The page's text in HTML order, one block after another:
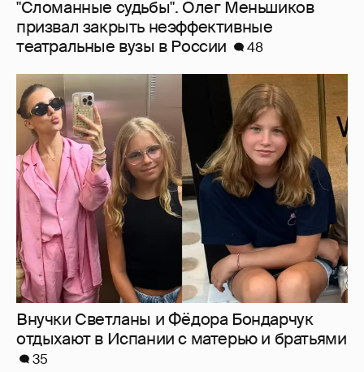
Внучки Светланы и Фёдора Бондарчук
отдыхают в Испании с матерью и братьями
35